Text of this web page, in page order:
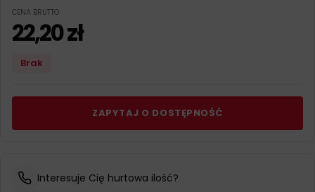
CENA BRUTTO
22,20zł
Brak
ZAPYTAJ O DOSTĘPNOŚĆ
Interesuje Cię hurtowa ilość?